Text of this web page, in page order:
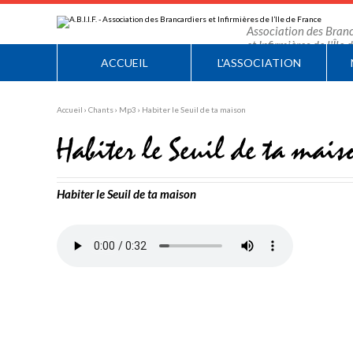
au
contenu.
Aller
personnels
Association des
et Infirmières de l'Île
ACCUEIL L'ASSOCIATION
Accueil › Chants› Mp3 › Habiter le Seuil de ta maison
Habiter le Seuil de ta
Habiter le Seuil de ta maison